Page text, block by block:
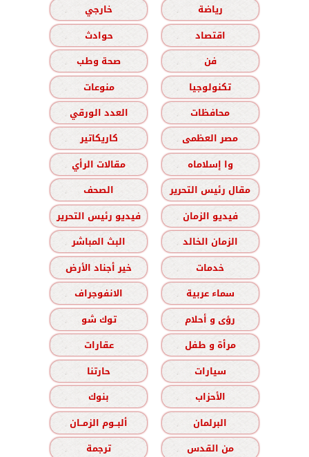
رياضة
خارجي
اقتصاد
حوادث
فن
صحة وطب
تكنولوجيا
منوعات
محافظات
العدد الورقي
مصر العظمى
كاريكاتير
وا إسلاماه
مقالات الرأي
مقال رئيس التحرير
الصحف
فيديو الزمان
فيديو رئيس التحرير
الزمان الخالد
البث المباشر
خدمات
خير أجناد الأرض
سماء عربية
الانفوجراف
رؤى و أحلام
توك شو
مرأة و طفل
عقارات
سيارات
حارتنا
الأحزاب
بنوك
البرلمان
ألبــوم الزمــان
من القدس
ترجمة